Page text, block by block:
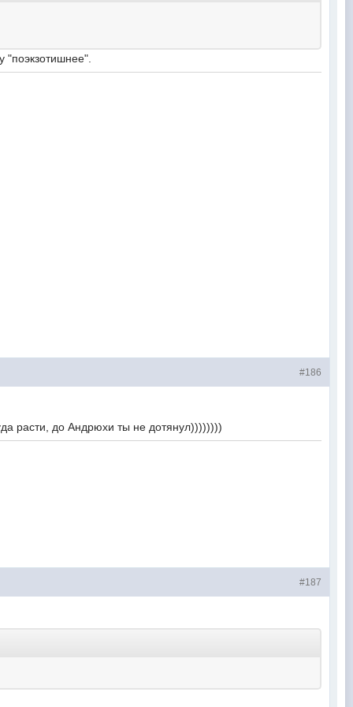
"поэкзотишнее".
#186
расти, до Андрюхи ты не дотянул))))))))
#187